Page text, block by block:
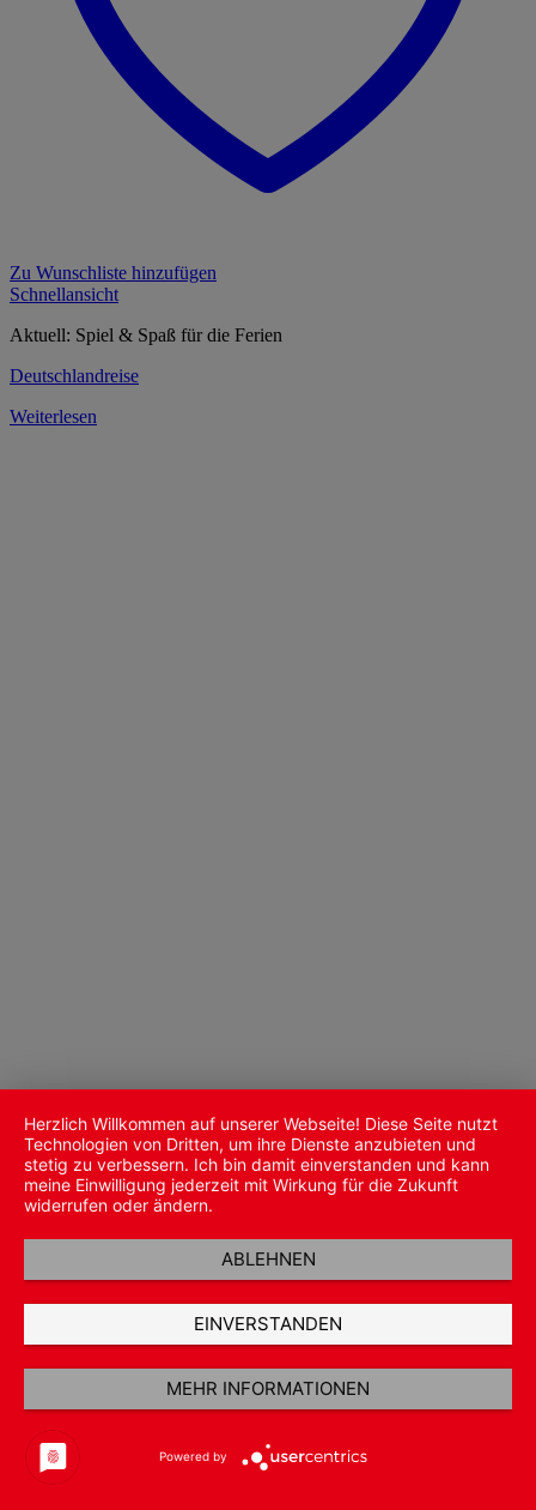
Zu Wunschliste hinzufügen
Schnellansicht
Aktuell: Spiel & Spaß für die Ferien
Deutschlandreise
Weiterlesen
Herzlich Willkommen auf unserer Webseite! Diese Seite nutzt
Technologien von Dritten, um ihre Dienste anzubieten und
stetig zu verbessern. Ich bin damit einverstanden und kann
meine Einwilligung jederzeit mit Wirkung für die Zukunft
widerrufen oder ändern.
ABLEHNEN
EINVERSTANDEN
MEHR INFORMATIONEN
Powered by